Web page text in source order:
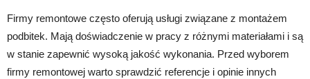
Firmy remontowe często oferują usługi związane z montażem
podbitek. Mają doświadczenie w pracy z różnymi materiałami i są
w stanie zapewnić wysoką jakość wykonania. Przed wyborem
firmy remontowej warto sprawdzić referencje i opinie innych